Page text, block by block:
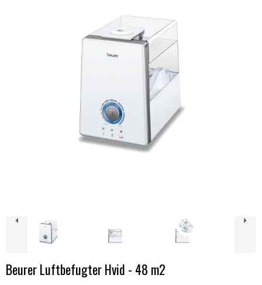
Beurer Luftbefugter Hvid - 48 m2